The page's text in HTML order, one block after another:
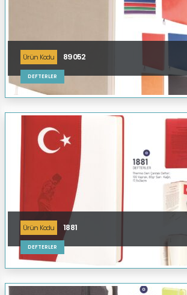
Ürün Kodu 89052
DEFTERLER
Ürün Kodu 1881
DEFTERLER